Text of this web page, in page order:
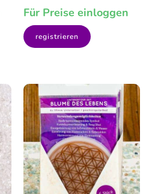
Für Preise einloggen
registrieren